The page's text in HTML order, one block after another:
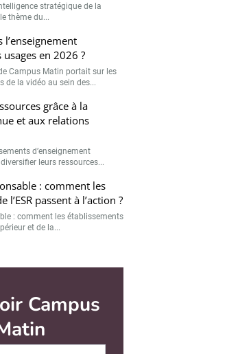
stratégique de la
thème du...
en 2026 ?
Campus Matin portait sur les
de la vidéo au sein des...
grâce à la
et aux relations
d’enseignement
leurs ressources...
: comment les
l’ESR passent à l’action ?
: comment les établissements
et de la...
(VDI) : un
les étudiants et les